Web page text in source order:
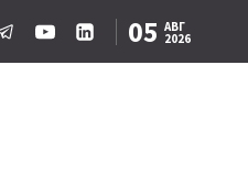
05 АВГ
2026